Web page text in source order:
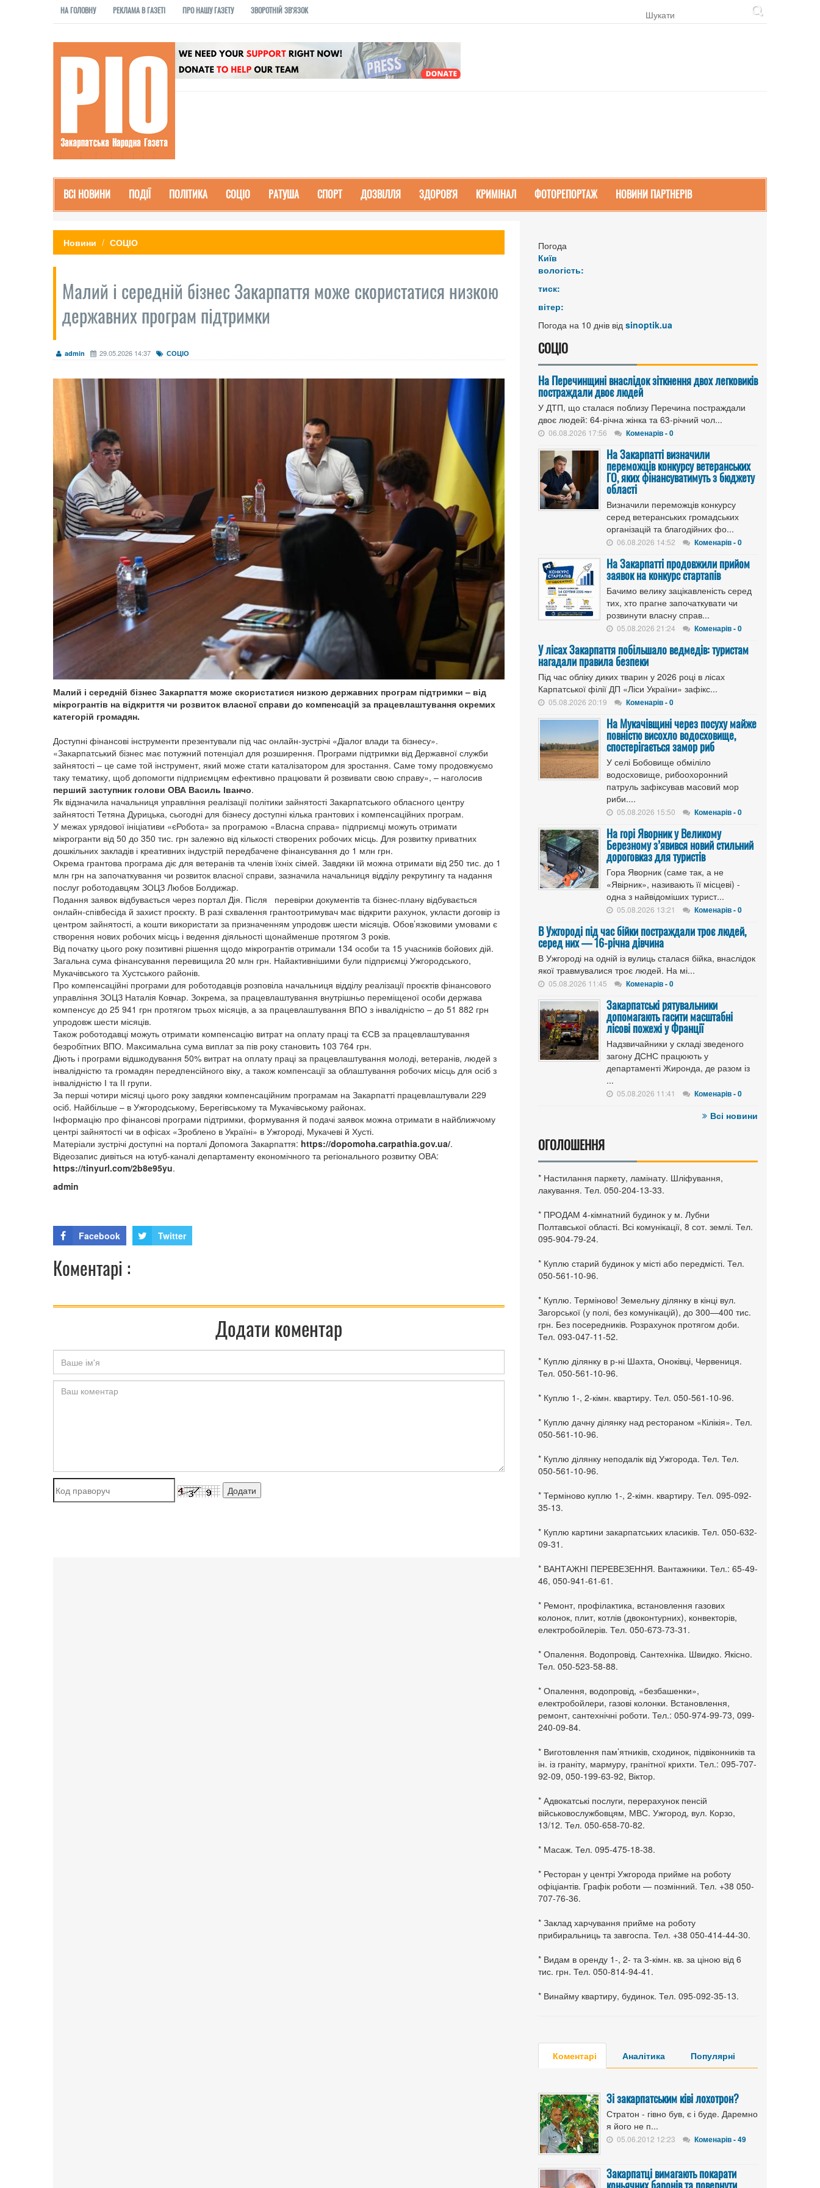
НА ГОЛОВНУ РЕКЛАМА В ГАЗЕТІ ПРО НАШУ ГАЗЕТУ ЗВОРОТНІЙ ЗВ'ЯЗОК
ВСІ НОВИНИ ПОДІЇ ПОЛІТИКА СОЦІО РАТУША СПОРТ ДОЗВІЛЛЯ ЗДОРОВ'Я КРИМІНАЛ ФОТОРЕПОРТАЖ НОВИНИ ПАРТНЕРІВ
Новини СОЦІО
Малий і середній бізнес Закарпаття може скористатися низкою
державних програм підтримки
admin 29.05.2026 14:37 СОЦІО
Малий і середній бізнес Закарпаття може скористатися низкою державних програм підтримки – від
мікрогрантів на відкриття чи розвиток власної справи до компенсацій за працевлаштування окремих
категорій громадян.
Доступні фінансові інструменти презентували під час онлайн-зустрічі «Діалог влади та бізнесу».
«Закарпатський бізнес має потужний потенціал для розширення. Програми підтримки від Державної служби
зайнятості – це саме той інструмент, який може стати каталізатором для зростання. Саме тому продовжуємо
таку тематику, щоб допомогти підприємцям ефективно працювати й розвивати свою справу», – наголосив
перший заступник голови ОВА Василь Іванчо.
Як відзначила начальниця управління реалізації політики зайнятості Закарпатського обласного центру
зайнятості Тетяна Дурицька, сьогодні для бізнесу доступні кілька грантових і компенсаційних програм.
У межах урядової ініціативи «єРобота» за програмою «Власна справа» підприємці можуть отримати
мікрогранти від 50 до 350 тис. грн залежно від кількості створених робочих місць. Для розвитку приватних
дошкільних закладів і креативних індустрій передбачене фінансування до 1 млн грн.
Окрема грантова програма діє для ветеранів та членів їхніх сімей. Завдяки їй можна отримати від 250 тис. до 1
млн грн на започаткування чи розвиток власної справи, зазначила начальниця відділу рекрутингу та надання
послуг роботодавцям ЗОЦЗ Любов Болдижар.
Подання заявок відбувається через портал Дія. Після перевірки документів та бізнес-плану відбувається
онлайн-співбесіда й захист проєкту. В разі схвалення грантоотримувач має відкрити рахунок, укласти договір із
центром зайнятості, а кошти використати за призначенням упродовж шести місяців. Обов’язковими умовами є
створення нових робочих місць і ведення діяльності щонайменше протягом 3 років.
Від початку цього року позитивні рішення щодо мікрогрантів отримали 134 особи та 15 учасників бойових дій.
Загальна сума фінансування перевищила 20 млн грн. Найактивнішими були підприємці Ужгородського,
Мукачівського та Хустського районів.
Про компенсаційні програми для роботодавців розповіла начальниця відділу реалізації проєктів фінансового
управління ЗОЦЗ Наталія Ковчар. Зокрема, за працевлаштування внутрішньо переміщеної особи держава
компенсує до 25 941 грн протягом трьох місяців, а за працевлаштування ВПО з інвалідністю – до 51 882 грн
упродовж шести місяців.
Також роботодавці можуть отримати компенсацію витрат на оплату праці та ЄСВ за працевлаштування
безробітних ВПО. Максимальна сума виплат за пів року становить 103 764 грн.
Діють і програми відшкодування 50% витрат на оплату праці за працевлаштування молоді, ветеранів, людей з
інвалідністю та громадян передпенсійного віку, а також компенсації за облаштування робочих місць для осіб з
інвалідністю І та ІІ групи.
За перші чотири місяці цього року завдяки компенсаційним програмам на Закарпатті працевлаштували 229
осіб. Найбільше – в Ужгородському, Берегівському та Мукачівському районах.
Інформацію про фінансові програми підтримки, формування й подачі заявок можна отримати в найближчому
центрі зайнятості чи в офісах «Зроблено в Україні» в Ужгороді, Мукачеві й Хусті.
Матеріали зустрічі доступні на порталі Допомога Закарпаття: https://dopomoha.carpathia.gov.ua/.
Відеозапис дивіться на ютуб-каналі департаменту економічного та регіонального розвитку ОВА:
https://tinyurl.com/2b8e95yu.
admin
Facebook Twitter
Коментарі :
Додати коментар
Погода
Київ
вологість:
тиск:
вітер:
Погода на 10 днів від sinoptik.ua
СОЦІО
На Перечинщині внаслідок зіткнення двох легковиків
постраждали двоє людей
У ДТП, що сталася поблизу Перечина постраждали
двоє людей: 64-річна жінка та 63-річний чол...
06.08.2026 17:56 Коменарів - 0
На Закарпатті визначили
переможців конкурсу ветеранських
ГО, яких фінансуватимуть з бюджету
області
Визначили переможців конкурсу
серед ветеранських громадських
організацій та благодійних фо...
06.08.2026 14:52 Коменарів - 0
На Закарпатті продовжили прийом
заявок на конкурс стартапів
Бачимо велику зацікавленість серед
тих, хто прагне започаткувати чи
розвинути власну справ...
05.08.2026 21:24 Коменарів - 0
У лісах Закарпаття побільшало ведмедів: туристам
нагадали правила безпеки
Під час обліку диких тварин у 2026 році в лісах
Карпатської філії ДП «Ліси України» зафікс...
05.08.2026 20:19 Коменарів - 0
На Мукачівщині через посуху майже
повністю висохло водосховище,
спостерігається замор риб
У селі Бобовище обміліло
водосховище, рибоохоронний
патруль зафіксував масовий мор
риби....
05.08.2026 15:50 Коменарів - 0
На горі Яворник у Великому
Березному з’явився новий стильний
дороговказ для туристів
Гора Яворник (саме так, а не
«Явірник», називають її місцеві) -
одна з найвідоміших турист...
05.08.2026 13:21 Коменарів - 0
В Ужгороді під час бійки постраждали троє людей,
серед них — 16-річна дівчина
В Ужгороді на одній із вулиць сталася бійка, внаслідок
якої травмувалися троє людей. На мі...
05.08.2026 11:45 Коменарів - 0
Закарпатські рятувальники
допомагають гасити масштабні
лісові пожежі у Франції
Надзвичайники у складі зведеного
загону ДСНС працюють у
департаменті Жиронда, де разом із
...
05.08.2026 11:41 Коменарів - 0
Всі новини
ОГОЛОШЕННЯ
* Настилання паркету, ламінату. Шліфування,
лакування. Тел. 050-204-13-33.
* ПРОДАМ 4-кімнатний будинок у м. Лубни
Полтавської області. Всі комунікації, 8 сот. землі. Тел.
095-904-79-24.
* Куплю старий будинок у місті або передмісті. Тел.
050-561-10-96.
* Куплю. Терміново! Земельну ділянку в кінці вул.
Загорської (у полі, без комунікацій), до 300—400 тис.
грн. Без посередників. Розрахунок протягом доби.
Тел. 093-047-11-52.
* Куплю ділянку в р-ні Шахта, Оноківці, Червениця.
Тел. 050-561-10-96.
* Куплю 1-, 2-кімн. квартиру. Тел. 050-561-10-96.
* Куплю дачну ділянку над рестораном «Кілікія». Тел.
050-561-10-96.
* Куплю ділянку неподалік від Ужгорода. Тел. Тел.
050-561-10-96.
* Терміново куплю 1-, 2-кімн. квартиру. Тел. 095-092-
35-13.
* Куплю картини закарпатських класиків. Тел. 050-632-
09-31.
* ВАНТАЖНІ ПЕРЕВЕЗЕННЯ. Вантажники. Тел.: 65-49-
46, 050-941-61-61.
* Ремонт, профілактика, встановлення газових
колонок, плит, котлів (двоконтурних), конвекторів,
електробойлерів. Тел. 050-673-73-31.
* Опалення. Водопровід. Сантехніка. Швидко. Якісно.
Тел. 050-523-58-88.
* Опалення, водопровід, «безбашенки»,
електробойлери, газові колонки. Встановлення,
ремонт, сантехнічні роботи. Тел.: 050-974-99-73, 099-
240-09-84.
* Виготовлення пам’ятників, сходинок, підвіконників та
ін. із граніту, мармуру, гранітної крихти. Тел.: 095-707-
92-09, 050-199-63-92, Віктор.
* Адвокатські послуги, перерахунок пенсій
військовослужбовцям, МВС. Ужгород, вул. Корзо,
13/12. Тел. 050-658-70-82.
* Масаж. Тел. 095-475-18-38.
* Ресторан у центрі Ужгорода прийме на роботу
офіціантів. Графік роботи — позмінний. Тел. +38 050-
707-76-36.
* Заклад харчування прийме на роботу
прибиральниць та завгоспа. Тел. +38 050-414-44-30.
* Видам в оренду 1-, 2- та 3-кімн. кв. за ціною від 6
тис. грн. Тел. 050-814-94-41.
* Винайму квартиру, будинок. Тел. 095-092-35-13.
Коментарі Аналітика Популярні
Зі закарпатським ківі лохотрон?
Стратон - гівно був, є і буде. Даремно
я його не п...
05.06.2012 12:23 Коменарів - 49
Закарпатці вимагають покарати